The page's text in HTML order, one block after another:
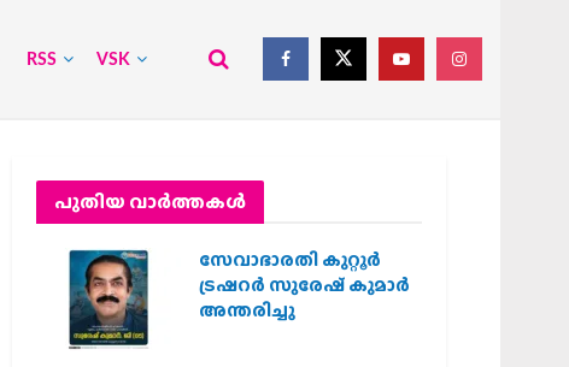
RSS VSK
പുതിയ വാര്‍ത്തകള്‍
സേവാഭാരതി കുറ്റൂർ
ട്രഷറർ സുരേഷ് കുമാർ
അന്തരിച്ചു